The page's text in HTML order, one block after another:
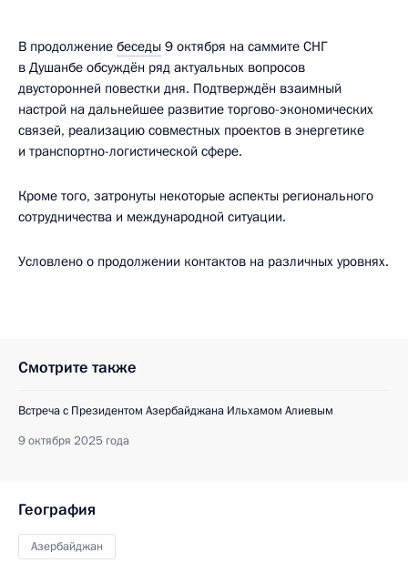
В продолжение беседы 9 октября на саммите СНГ
в Душанбе обсуждён ряд актуальных вопросов
двусторонней повестки дня. Подтверждён взаимный
настрой на дальнейшее развитие торгово-экономических
связей, реализацию совместных проектов в энергетике
и транспортно-логисти­ческой сфере.
Кроме того, затронуты некоторые аспекты регионального
сотрудничества и международной ситуации.
Условлено о продолжении контактов на различных уровнях.
Смотрите также
Встреча с Президентом Азербайджана Ильхамом Алиевым
9 октября 2025 года
География
Азербайджан